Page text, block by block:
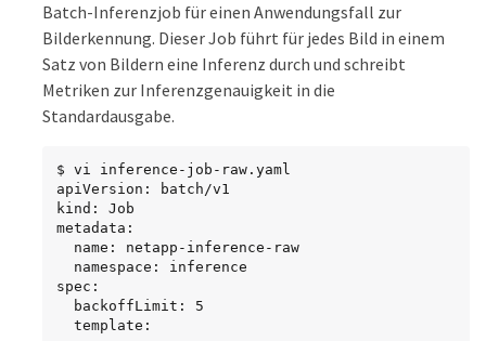
Batch-Inferenzjob für einen Anwendungsfall zur
Bilderkennung. Dieser Job führt für jedes Bild in einem
Satz von Bildern eine Inferenz durch und schreibt
Metriken zur Inferenzgenauigkeit in die
Standardausgabe.
$ vi inference-job-raw.yaml
apiVersion: batch/v1
kind: Job
metadata:
spec: